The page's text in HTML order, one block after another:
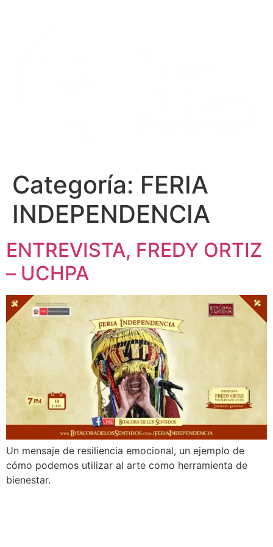
Categoría: FERIA
INDEPENDENCIA
ENTREVISTA, FREDY ORTIZ
– UCHPA
Un mensaje de resiliencia emocional, un ejemplo de
cómo podemos utilizar al arte como herramienta de
bienestar.